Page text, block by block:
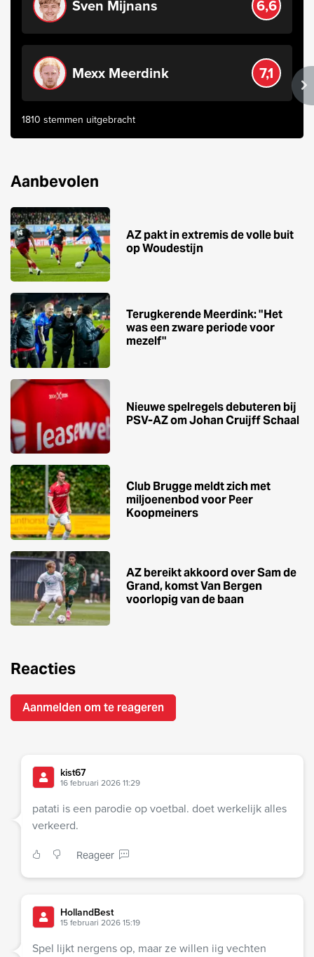
Sven Mijnans 6,6
Mexx Meerdink 7,1
1810 stemmen uitgebracht
Aanbevolen
AZ pakt in extremis de volle buit
op Woudestijn
Terugkerende Meerdink: "Het
was een zware periode voor
mezelf"
Nieuwe spelregels debuteren bij
PSV-AZ om Johan Cruijff Schaal
Club Brugge meldt zich met
miljoenenbod voor Peer
Koopmeiners
AZ bereikt akkoord over Sam de
Grand, komst Van Bergen
voorlopig van de baan
Reacties
Aanmelden om te reageren
kist67
16 februari 2026 11:29
patati is een parodie op voetbal. doet werkelijk alles
verkeerd.
Reageer
HollandBest
15 februari 2026 15:19
Spel lijkt nergens op, maar ze willen iig vechten